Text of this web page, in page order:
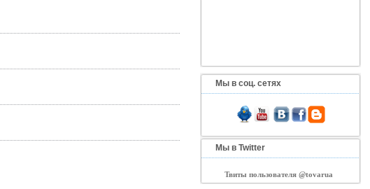
Мы в соц. сетях
Мы в Twitter
Твиты пользователя @tovarua